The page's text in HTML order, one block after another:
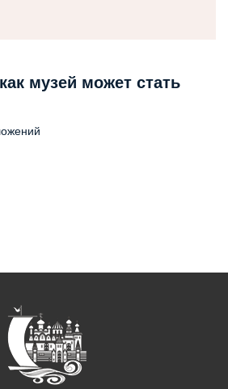
музей может стать